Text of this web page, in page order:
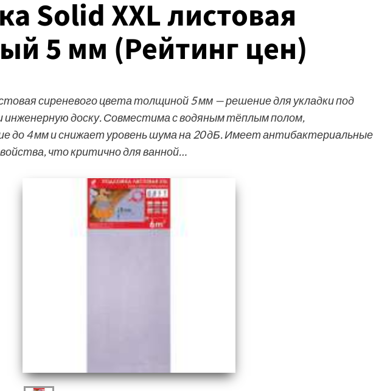
Solid XXL листовая
5 мм (Рейтинг цен)
сиреневого цвета толщиной 5 мм — решение для укладки под
доску. Совместима с водяным тёплым полом,
до 4 мм и снижает уровень шума на 20 дБ. Имеет антибактериальные
что критично для ванной…